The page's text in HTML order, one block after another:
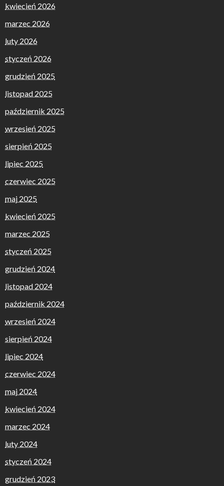
kwiecień 2026
marzec 2026
luty 2026
styczeń 2026
grudzień 2025
listopad 2025
październik 2025
wrzesień 2025
sierpień 2025
lipiec 2025
czerwiec 2025
maj 2025
kwiecień 2025
marzec 2025
styczeń 2025
grudzień 2024
listopad 2024
październik 2024
wrzesień 2024
sierpień 2024
lipiec 2024
czerwiec 2024
maj 2024
kwiecień 2024
marzec 2024
luty 2024
styczeń 2024
grudzień 2023